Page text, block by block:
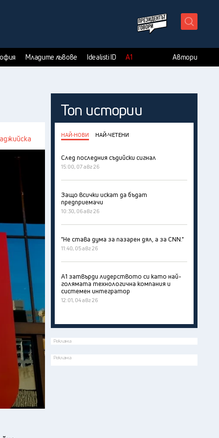
Младите лъвове Idealisti ID А1 Автори
Топ истории
НАЙ-НОВИ НАЙ-ЧЕТЕНИ
След последния съдийски сигнал
15:00, 07 авг 26
Защо всички искат да бъдат
предприемачи
10:30, 06 авг 26
"Не става дума за пазарен дял, а за CNN."
11:40, 05 авг 26
А1 затвърди лидерството си като най-
голямата технологична компания и
системен интегратор
12:01, 04 авг 26
Реклама
Реклама